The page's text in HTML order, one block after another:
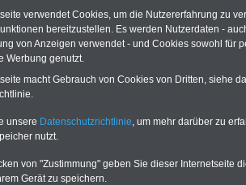
für Beamte auch im Ruhestand (zu
hat die Berliner
(Berlin muss bisMärz 2027 eine Neuregelung
Auch beim Bund (Beamte &
(Medienberichten zufolge liegt diese für
mind. 3.000 und 13.000 Euro, Der INFO-
heraus, die unmittelbar nach dem Beschluss des
.
für den öffentlichen Dienst der
verwendet Cookies, um die Nutzererfahrung zu
bereitzustellen. Es werden Nutzerdaten -
von Anzeigen verwendet - und Cookies sowohl für
Werbung genutzt.
macht Gebrauch von Cookies von Dritten, siehe
unsere Datenschutzrichtlinie, um mehr darüber zu
nutzt.
von "Zustimmung" geben Sie dieser Internetseite
Gerät zu speichern.